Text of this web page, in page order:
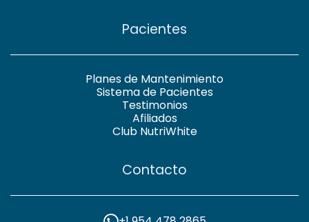
Pacientes
Planes de Mantenimiento
Sistema de Pacientes
Testimonios
Afiliados
Club NutriWhite
Contacto